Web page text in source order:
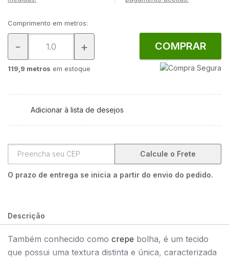
Comprimento em metros:
- +
119,9 metros em estoque
COMPRAR
Adicionar à lista de desejos
Calcule o Frete
O prazo de entrega se inicia a partir do envio do pedido.
Descrição
Também conhecido como crepe bolha, é um tecido
que possui uma textura distinta e única, caracterizada